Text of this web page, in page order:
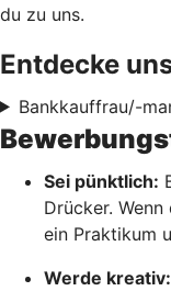
du zu uns.
Entdecke
Bankkauffrau/-
Sei pünktlich:
Drücker.
ein Praktikum
Werde kreativ: